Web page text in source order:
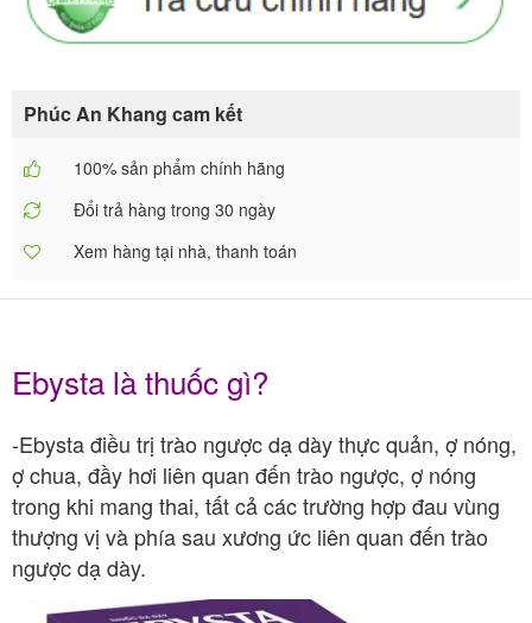
Phúc An Khang cam kết
100% sản phẩm chính hãng
Đổi trả hàng trong 30 ngày
Xem hàng tại nhà, thanh toán
Ebysta là thuốc gì?
-Ebysta điều trị trào ngược dạ dày thực quản, ợ nóng,
ợ chua, đầy hơi liên quan đến trào ngược, ợ nóng
trong khi mang thai, tất cả các trường hợp đau vùng
thượng vị và phía sau xương ức liên quan đến trào
ngược dạ dày.